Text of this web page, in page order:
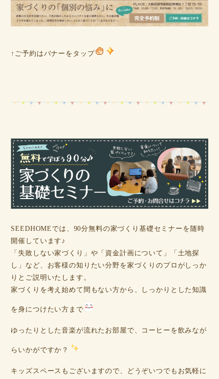
↑ご予約はバナーをタップ
SEEDHOMEでは、90分無料の家づくり基礎セミナーを随時
開催しています♪
「失敗しない家づくり」や「資金計画について」「土地探
し」など、お客様の知りたい分野を家づくりのプロがしっか
りとご説明いたします。
家づくりを考え始めて間もない方から、しっかりとした知識
を身につけたい方まで
ゆったりとした音楽が流れたお部屋で、コーヒーを飲みなが
らいかがですか？
キッズスペースもございますので、どうぞいつでもお気軽に